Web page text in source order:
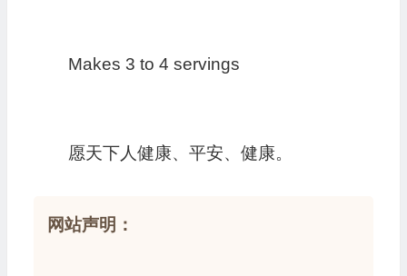
Makes 3 to 4 servings
愿天下人健康、平安、健康。
网站声明：